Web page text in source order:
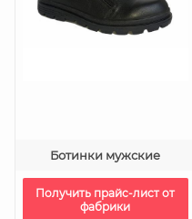
Ботинки мужские
Получить прайс-лист от
фабрики